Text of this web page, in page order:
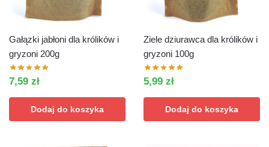
Gałązki jabłoni dla królików i
gryzoni 200g
7,59 zł
Dodaj do koszyka
Ziele dziurawca dla królików i
gryzoni 100g
5,99 zł
Dodaj do koszyka